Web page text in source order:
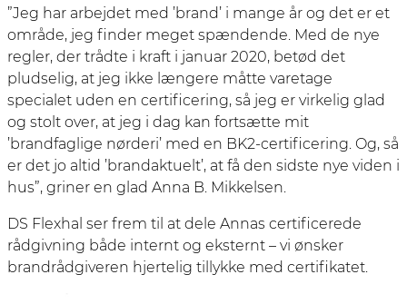
”Jeg har arbejdet med ’brand’ i mange år og det er et
område, jeg finder meget spændende. Med de nye
regler, der trådte i kraft i januar 2020, betød det
pludselig, at jeg ikke længere måtte varetage
specialet uden en certificering, så jeg er virkelig glad
og stolt over, at jeg i dag kan fortsætte mit
’brandfaglige nørderi’ med en BK2-certificering. Og, så
er det jo altid ’brandaktuelt’, at få den sidste nye viden i
hus”, griner en glad Anna B. Mikkelsen.
DS Flexhal ser frem til at dele Annas certificerede
rådgivning både internt og eksternt – vi ønsker
brandrådgiveren hjertelig tillykke med certifikatet.